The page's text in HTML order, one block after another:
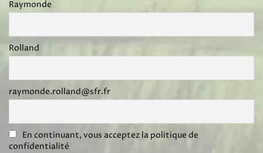
Raymonde
Rolland
raymonde.rolland@sfr.fr
En continuant, vous acceptez la politique de
confidentialité